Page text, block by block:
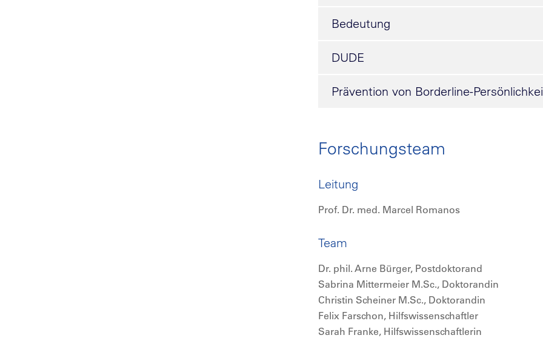
Bedeutung
DUDE
Prävention von Borderline-
Forschungsteam
Leitung
Prof. Dr. med. Marcel Romanos
Team
Dr. phil. Arne Bürger, Postdoktorand
Sabrina Mittermeier M.Sc., Doktorandin
Christin Scheiner M.Sc., Doktorandin
Felix Farschon, Hilfswissenschaftler
Sarah Franke, Hilfswissenschaftlerin